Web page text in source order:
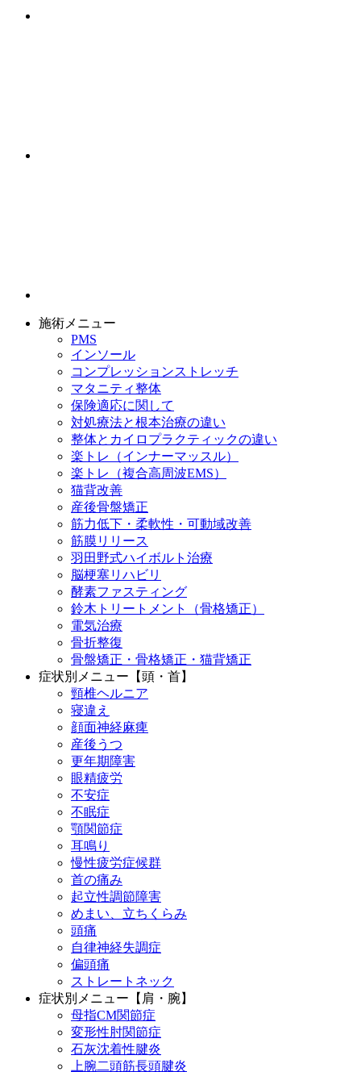
施術メニュー
PMS
インソール
コンプレッションストレッチ
マタニティ整体
保険適応に関して
対処療法と根本治療の違い
整体とカイロプラクティックの違い
楽トレ（インナーマッスル）
楽トレ（複合高周波EMS）
猫背改善
産後骨盤矯正
筋力低下・柔軟性・可動域改善
筋膜リリース
羽田野式ハイボルト治療
脳梗塞リハビリ
酵素ファスティング
鈴木トリートメント（骨格矯正）
電気治療
骨折整復
骨盤矯正・骨格矯正・猫背矯正
症状別メニュー【頭・首】
頸椎ヘルニア
寝違え
顔面神経麻痺
産後うつ
更年期障害
眼精疲労
不安症
不眠症
顎関節症
耳鳴り
慢性疲労症候群
首の痛み
起立性調節障害
めまい、立ちくらみ
頭痛
自律神経失調症
偏頭痛
ストレートネック
症状別メニュー【肩・腕】
母指CM関節症
変形性肘関節症
石灰沈着性腱炎
上腕二頭筋長頭腱炎